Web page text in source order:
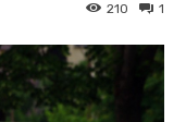
1
210